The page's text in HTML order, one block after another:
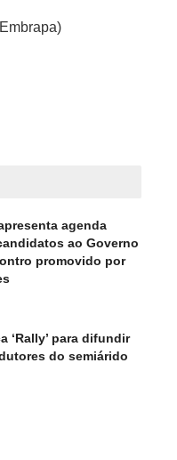
agenda
ao Governo
promovido por
‘Rally’ para difundir
do semiárido